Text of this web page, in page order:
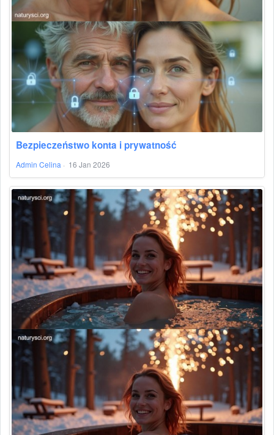
Bezpieczeństwo konta i prywatność
Admin Celina · 16 Jan 2026